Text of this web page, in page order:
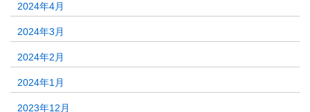
2024年4月
2024年3月
2024年2月
2024年1月
2023年12月